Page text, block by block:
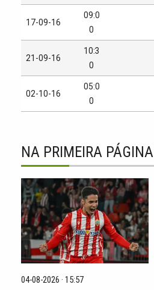
17-09-16
09:0
0
21-09-16
10:3
0
02-10-16
05:0
0
NA PRIMEIRA PÁGINA
04-08-2026 · 15:57